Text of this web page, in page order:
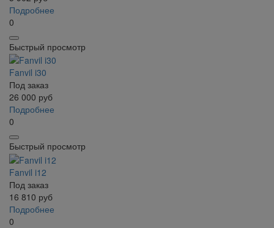
Подробнее
0
Быстрый просмотр
Fanvil i30
Под заказ
26 000 руб
Подробнее
0
Быстрый просмотр
Fanvil i12
Под заказ
16 810 руб
Подробнее
0